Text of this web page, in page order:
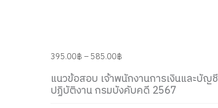
395.00฿–585.00฿
แนวข้อสอบ เจ้าพนักงานการเงินและบัญชี
ปฏิบัติงาน กรมบังคับคดี 2567